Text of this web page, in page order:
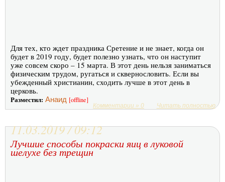
Для тех, кто ждет праздника Сретение и не знает, когда он
будет в 2019 году, будет полезно узнать, что он наступит
уже совсем скоро – 15 марта. В этот день нельзя заниматься
физическим трудом, ругаться и сквернословить. Если вы
убежденный христианин, сходить лучше в этот день в
церковь.
Разместил: Анаид [offline]
Комментарии » 0 Читать полностью
11.03.2019 / 09:12
Лучшие способы покраски яиц в луковой
шелухе без трещин